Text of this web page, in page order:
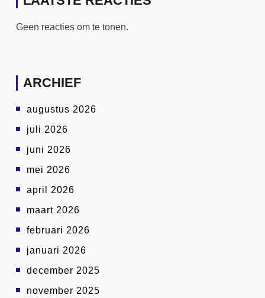
Geen reacties om te tonen.
ARCHIEF
augustus 2026
juli 2026
juni 2026
mei 2026
april 2026
maart 2026
februari 2026
januari 2026
december 2025
november 2025